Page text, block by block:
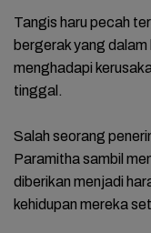
‎Tangis haru pecah
bergerak yang
menghadapi
tinggal.
‎Salah seorang
Paramitha sambil
diberikan menjadi
kehidupan mereka